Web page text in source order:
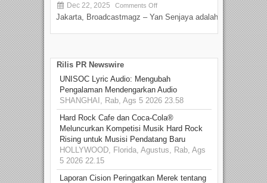
Dec 22, 2025 Comments Off
Jakarta, Broadcastmagz – Yan Senjaya adalah...
Rilis PR Newswire
UNISOC Lyric Audio: Mengubah
Pengalaman Mendengarkan Audio
SHANGHAI, Rab, Ags 5 2026 23.58
Hard Rock Cafe dan Coca-Cola®
Meluncurkan Kompetisi Musik Hard Rock
Rising untuk Musisi Pendatang Baru
HOLLYWOOD, Florida, Agustus, Rab, Ags
5 2026 22.15
Laporan Cision Peringatkan Merek tentang